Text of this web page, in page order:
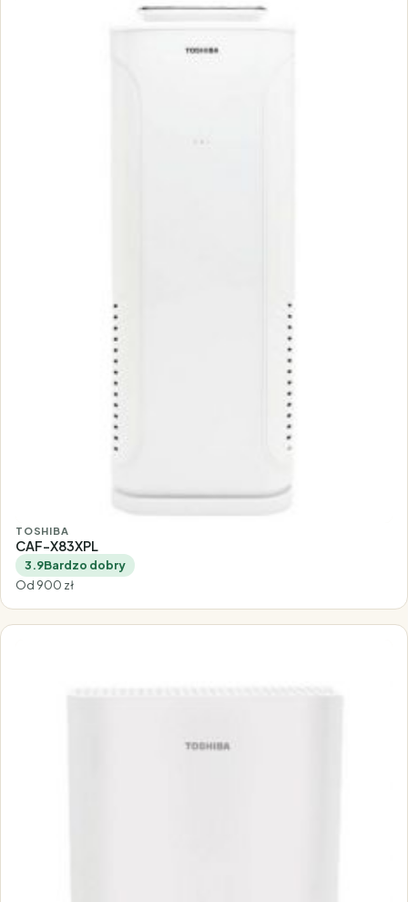
TOSHIBA
CAF-X83XPL
3.9Bardzo dobry
Od 900 zł